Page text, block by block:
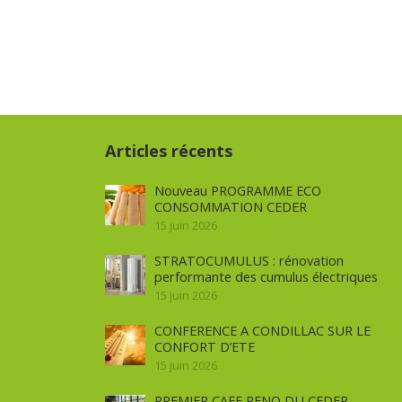
Articles récents
Nouveau PROGRAMME ECO
CONSOMMATION CEDER
15 juin 2026
STRATOCUMULUS : rénovation
performante des cumulus électriques
15 juin 2026
CONFERENCE A CONDILLAC SUR LE
CONFORT D’ETE
15 juin 2026